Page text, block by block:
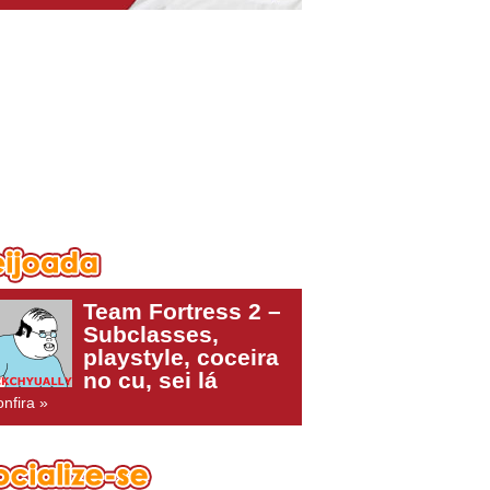
Team Fortress 2 –
Subclasses,
playstyle, coceira
no cu, sei lá
»